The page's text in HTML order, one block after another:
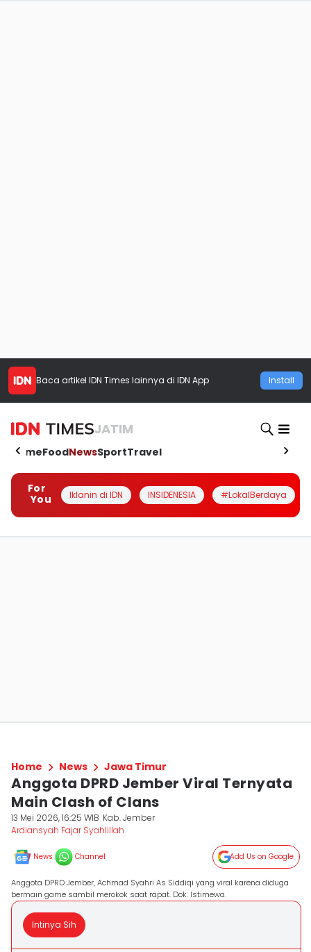
Baca artikel IDN Times lainnya di IDN App Install
JATIM
HomeFoodNewsSportTravel
For
You
Iklanin di IDN INSIDENESIA #LokalBerdaya
Home News Jawa Timur
Anggota DPRD Jember Viral Ternyata
Main Clash of Clans
13 Mei 2026, 16:25 WIB Kab. Jember
Ardiansyah Fajar Syahlillah
News Channel Add Us on Google
Anggota DPRD Jember, Achmad Syahri As Siddiqi yang viral karena diduga
bermain game sambil merokok saat rapat. Dok. Istimewa.
Intinya Sih